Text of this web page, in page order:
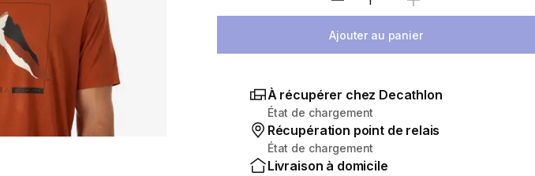
Sélectionnez la quantité
Ajouter au panier
À récupérer chez Decathlon
État de chargement
Récupération point de relais
État de chargement
Livraison à domicile